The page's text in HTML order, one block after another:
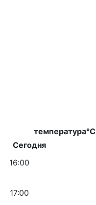
температура°C
Сегодня
16:00
17:00